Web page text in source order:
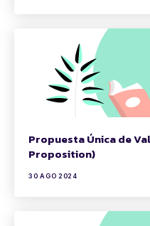
Propuesta Única de
Proposition)
30 AGO 2024